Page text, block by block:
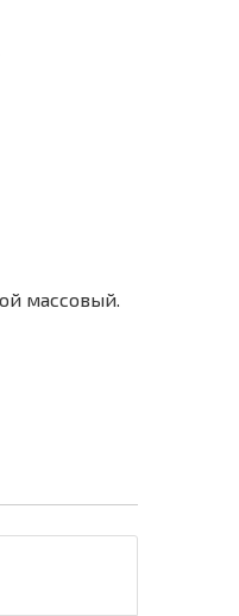
массовый.